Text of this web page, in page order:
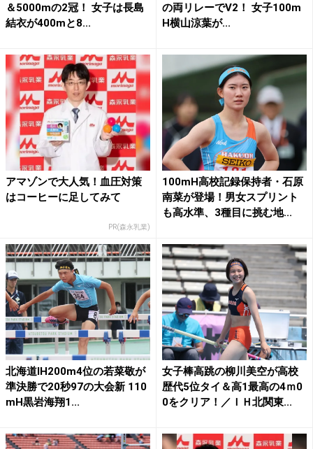
＆5000mの2冠！ 女子は長島
結衣が400mと8...
の両リレーでV2！ 女子100m
H横山涼葉が...
アマゾンで大人気！血圧対策
はコーヒーに足してみて
PR(森永乳業)
100mH高校記録保持者・石原
南菜が登場！男女スプリント
も高水準、3種目に挑む地...
北海道IH200m4位の若菜敬が
準決勝で20秒97の大会新 110
mH黒岩海翔1...
女子棒高跳の柳川美空が高校
歴代5位タイ＆高1最高の4ｍ0
0をクリア！／ＩＨ北関東...